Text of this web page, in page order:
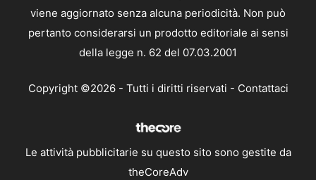
viene aggiornato senza alcuna periodicità. Non può
pertanto considerarsi un prodotto editoriale ai sensi
della legge n. 62 del 07.03.2001
Copyright ©2026 - Tutti i diritti riservati - Contattaci
Le attività pubblicitarie su questo sito sono gestite da
theCoreAdv